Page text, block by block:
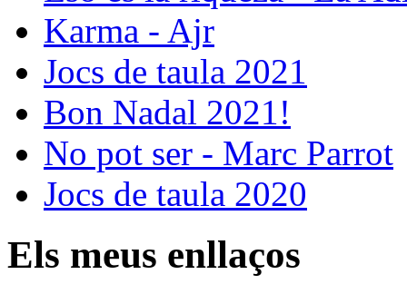
Karma - Ajr
Jocs de taula 2021
Bon Nadal 2021!
No pot ser - Marc Parrot
Jocs de taula 2020
Els meus enllaços